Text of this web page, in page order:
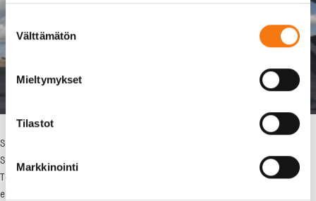
valinta
Välttämätön
Mieltymykset
Tilastot
Markkinointi
Seepsula on hankkinut Senkkerin kiviainestehtaalle ensimmäisenä
Suomessa automaattisesti säätyvän teleskooppisuppilon.
Teleskooppisuppilo on parantanut kiviainestehtaan ilmanlaatua
entisestään.